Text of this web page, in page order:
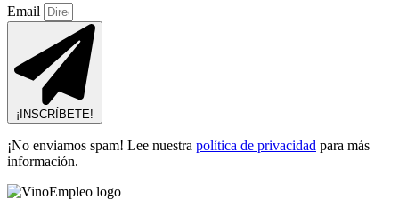
Email
¡INSCRÍBETE!
¡No enviamos spam! Lee nuestra política de privacidad para más
información.